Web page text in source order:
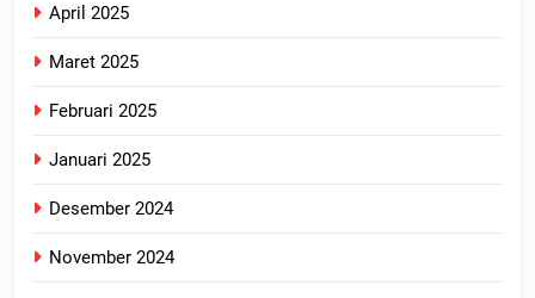
April 2025
Maret 2025
Februari 2025
Januari 2025
Desember 2024
November 2024